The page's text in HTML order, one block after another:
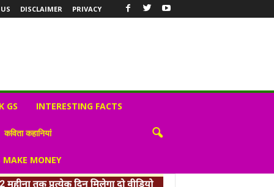
DISCLAIMER PRIVACY
GS INTERESTING FACTS
कविता कहानियां
MONEY